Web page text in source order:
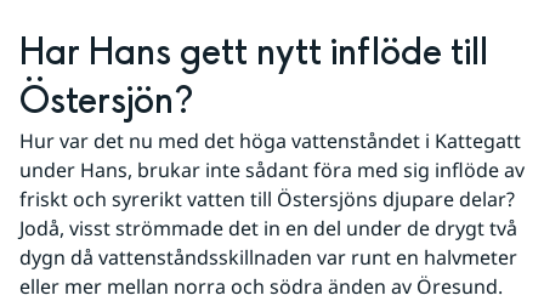
Har Hans gett nytt inflöde till
Östersjön?
Hur var det nu med det höga vattenståndet i Kattegatt
under Hans, brukar inte sådant föra med sig inflöde av
friskt och syrerikt vatten till Östersjöns djupare delar?
Jodå, visst strömmade det in en del under de drygt två
dygn då vattenståndsskillnaden var runt en halvmeter
eller mer mellan norra och södra änden av Öresund.